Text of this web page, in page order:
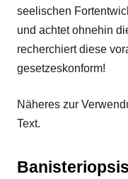
seelischen
und achtet ohnehin
recherchiert diese
gesetzeskonform!
Näheres zur
Text.